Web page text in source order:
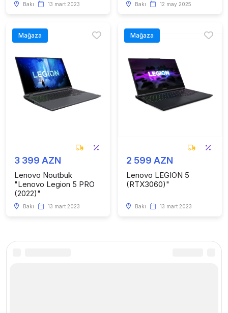
Bakı 13 mart 2023 Bakı 12 may 2025
Mağaza
3 399 AZN
Lenovo Noutbuk
"Lenovo Legion 5 PRO
(2022)"
Bakı 13 mart 2023
Mağaza
2 599 AZN
Lenovo LEGION 5
(RTX3060)"
Bakı 13 mart 2023